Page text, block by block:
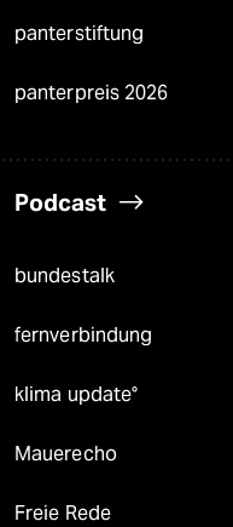
panterstiftung
panterpreis 2026
Podcast
bundestalk
fernverbindung
klima update°
Mauerecho
Freie Rede